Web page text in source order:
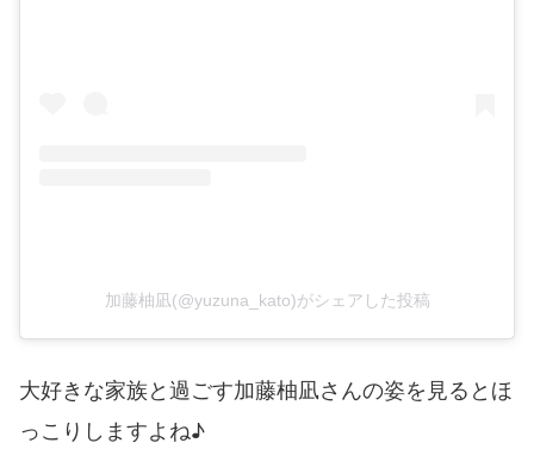
加藤柚凪(@yuzuna_kato)がシェアした投稿
大好きな家族と過ごす加藤柚凪さんの姿を見るとほ
っこりしますよね♪